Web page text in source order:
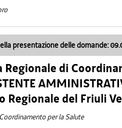
presentazione delle domande:
Regionale di
Regionale del Friuli
per la Salute